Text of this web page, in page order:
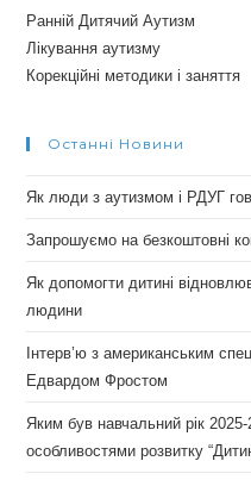
Ранній Дитячий Аутизм
Лікування аутизму
Корекційні методики і заняття
Останні Новини
Як люди з аутизмом і РДУГ
Запрошуємо на безкоштовні
Як допомогти дитині
людини
Інтерв’ю з американським
Едвардом Фростом
Яким був навчальний рік
особливостями розвитку